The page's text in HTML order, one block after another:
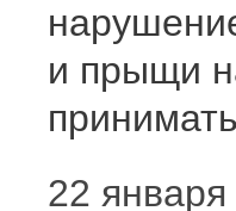
и прыщи
22